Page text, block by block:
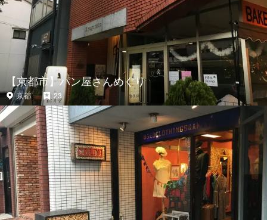
【京都市】パン屋さんめぐり
京都 23